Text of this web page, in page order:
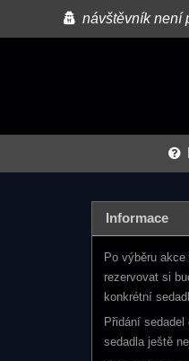
návštěvník není
Informace
Po výběru
rezervovat si
konkrétní
Přidání
sedadla ještě